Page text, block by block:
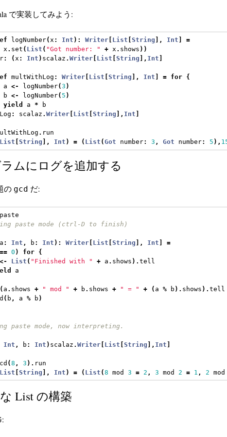
で実装してみよう:
logNumber(x : Int ): Writer List [String ], Int
=
. set ( List ( "Got number: " + x . shows ))
: (x : Int ) scalaz .Writer List [String ], Int
multWithLog : Writer List [String ], Int = for {
<- logNumber(3 )
<- logNumber( 5 )
yield a * b
: scalaz .Writer List [String ], Int
. run
List [String ], Int ) = ( List (Got number: 3 , Got number: 5 ),
ムにログを追加する
の gcd だ:
paste
paste mode (ctrl-D to finish)
a : Int , b : Int ): Writer List [String ], Int
=
== 0 ) for {
<- List ( "Finished with " + a . shows ).tell
a
( a . shows + " mod " + b . shows + " = " + ( a % b ). shows ).
( b , a % b )
paste mode, now interpreting.
Int , b : Int ) scalaz .Writer List [String ], Int
(8 , 3 ). run
List [String ], Int ) = ( List (8 mod 3 = 2 , 3 mod 2 = 1 , 2
List の構築